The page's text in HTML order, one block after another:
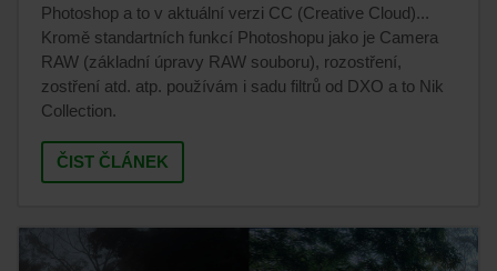
Photoshop a to v aktuální verzi CC (Creative Cloud)...
Kromě standartních funkcí Photoshopu jako je Camera
RAW (základní úpravy RAW souboru), rozostření,
zostření atd. atp. používám i sadu filtrů od DXO a to Nik
Collection.
ČIST ČLÁNEK